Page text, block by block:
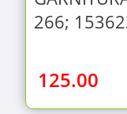
266;
125.00